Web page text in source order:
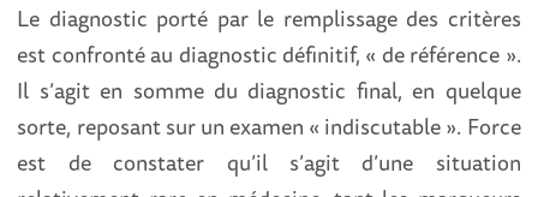
Le diagnostic porté par le remplissage des critères
est confronté au diagnostic définitif, « de référence ».
Il s’agit en somme du diagnostic final, en quelque
sorte, reposant sur un examen « indiscutable ». Force
est de constater qu’il s’agit d’une situation